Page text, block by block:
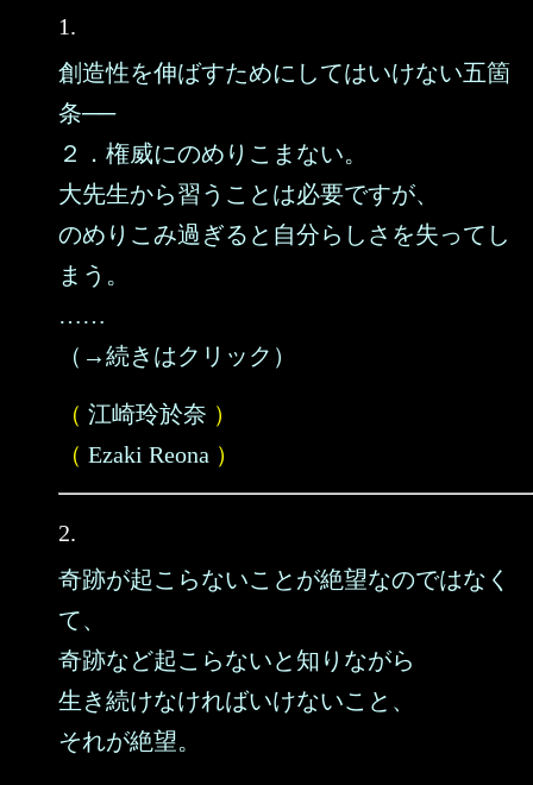
1.
創造性を伸ばすためにしてはいけない五箇
条──
２．権威にのめりこまない。
大先生から習うことは必要ですが、
のめりこみ過ぎると自分らしさを失ってし
まう。
……
（→続きはクリック）
（ 江崎玲於奈 ）
（ Ezaki Reona ）
2.
奇跡が起こらないことが絶望なのではなく
て、
奇跡など起こらないと知りながら
生き続けなければいけないこと、
それが絶望。